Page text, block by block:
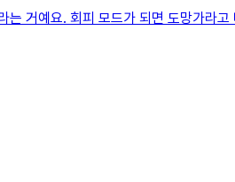
거예요. 회피 모드가 되면 도망가라